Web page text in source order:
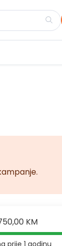
KM
prije 1 godinu